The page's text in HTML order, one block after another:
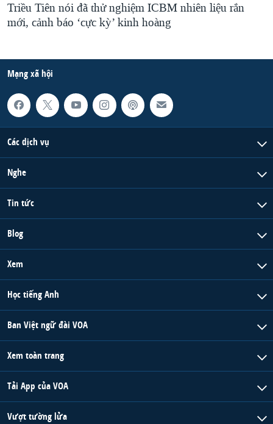
Triều Tiên nói đã thử nghiệm ICBM nhiên liệu rắn
mới, cảnh báo ‘cực kỳ’ kinh hoàng
Mạng xã hội
Các dịch vụ
Nghe
Tin tức
Blog
Xem
Học tiếng Anh
Ban Việt ngữ đài VOA
Xem toàn trang
Tải App của VOA
Vượt tường lửa